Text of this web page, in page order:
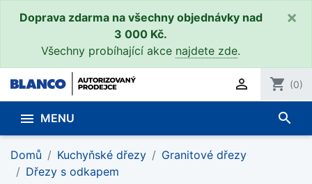
Doprava zdarma na všechny objednávky nad
3 000 Kč.
Všechny probíhající akce najdete zde.
×
 shopping_cart (0)
 MENU search
Domů Kuchyňské dřezy
Granitové dřezy
Dřezy s odkapem